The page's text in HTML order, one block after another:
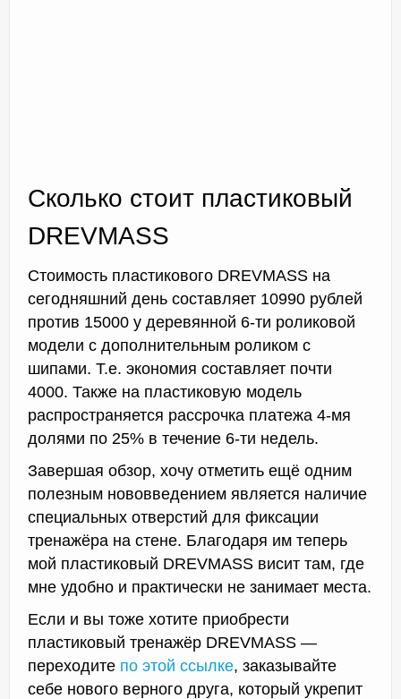
Сколько стоит пластиковый
DREVMASS
Стоимость пластикового DREVMASS на
сегодняшний день составляет 10990 рублей
против 15000 у деревянной 6-ти роликовой
модели с дополнительным роликом с
шипами. Т.е. экономия составляет почти
4000. Также на пластиковую модель
распространяется рассрочка платежа 4-мя
долями по 25% в течение 6-ти недель.
Завершая обзор, хочу отметить ещё одним
полезным нововведением является наличие
специальных отверстий для фиксации
тренажёра на стене. Благодаря им теперь
мой пластиковый DREVMASS висит там, где
мне удобно и практически не занимает места.
Если и вы тоже хотите приобрести
пластиковый тренажёр DREVMASS —
переходите по этой ссылке, заказывайте
себе нового верного друга, который укрепит